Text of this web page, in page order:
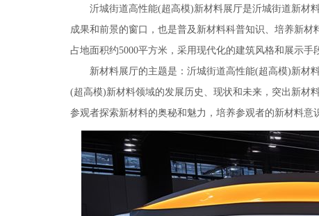
沂城街道高性能(超高模)新材料展厅是沂城街道新材
成果和前景的窗口，也是普及新材料科普知识、培养新材
占地面积约5000平方米，采用现代化的建筑风格和展示手
新材料展厅的主题是：沂城街道高性能(超高模)新
(超高模)新材料领域的发展历史、现状和未来，突出新材
参观者探索新材料的奥秘和魅力，培养参观者的新材料意